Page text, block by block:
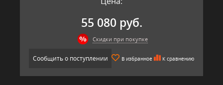
55 080 руб.
Скидки при покупке
Сообщить о поступлении В избранное К сравнению